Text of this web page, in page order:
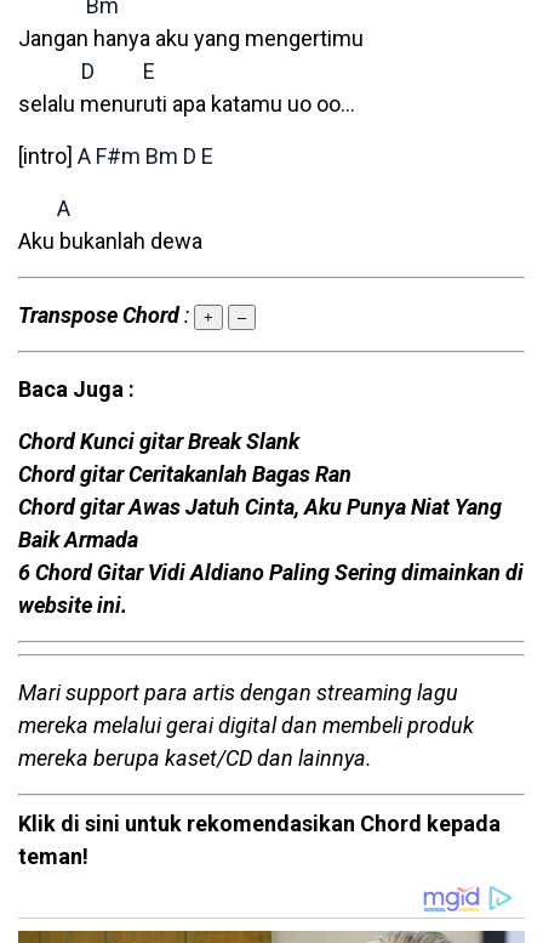
Bm
Jangan hanya aku yang mengertimu
D
E
selalu menuruti apa katamu uo oo…
[intro] A F#m Bm D E
A
Aku bukanlah dewa
Transpose Chord: + –
Baca Juga :
Chord Kunci gitar Break Slank
Chord gitar Ceritakanlah Bagas Ran
Chord gitar Awas Jatuh Cinta, Aku Punya Niat Yang
Baik Armada
6 Chord Gitar Vidi Aldiano Paling Sering dimainkan di
website ini.
Mari support para artis dengan streaming lagu
mereka melalui gerai digital dan membeli produk
mereka berupa kaset/CD dan lainnya.
Klik di sini untuk rekomendasikan Chord kepada
teman!